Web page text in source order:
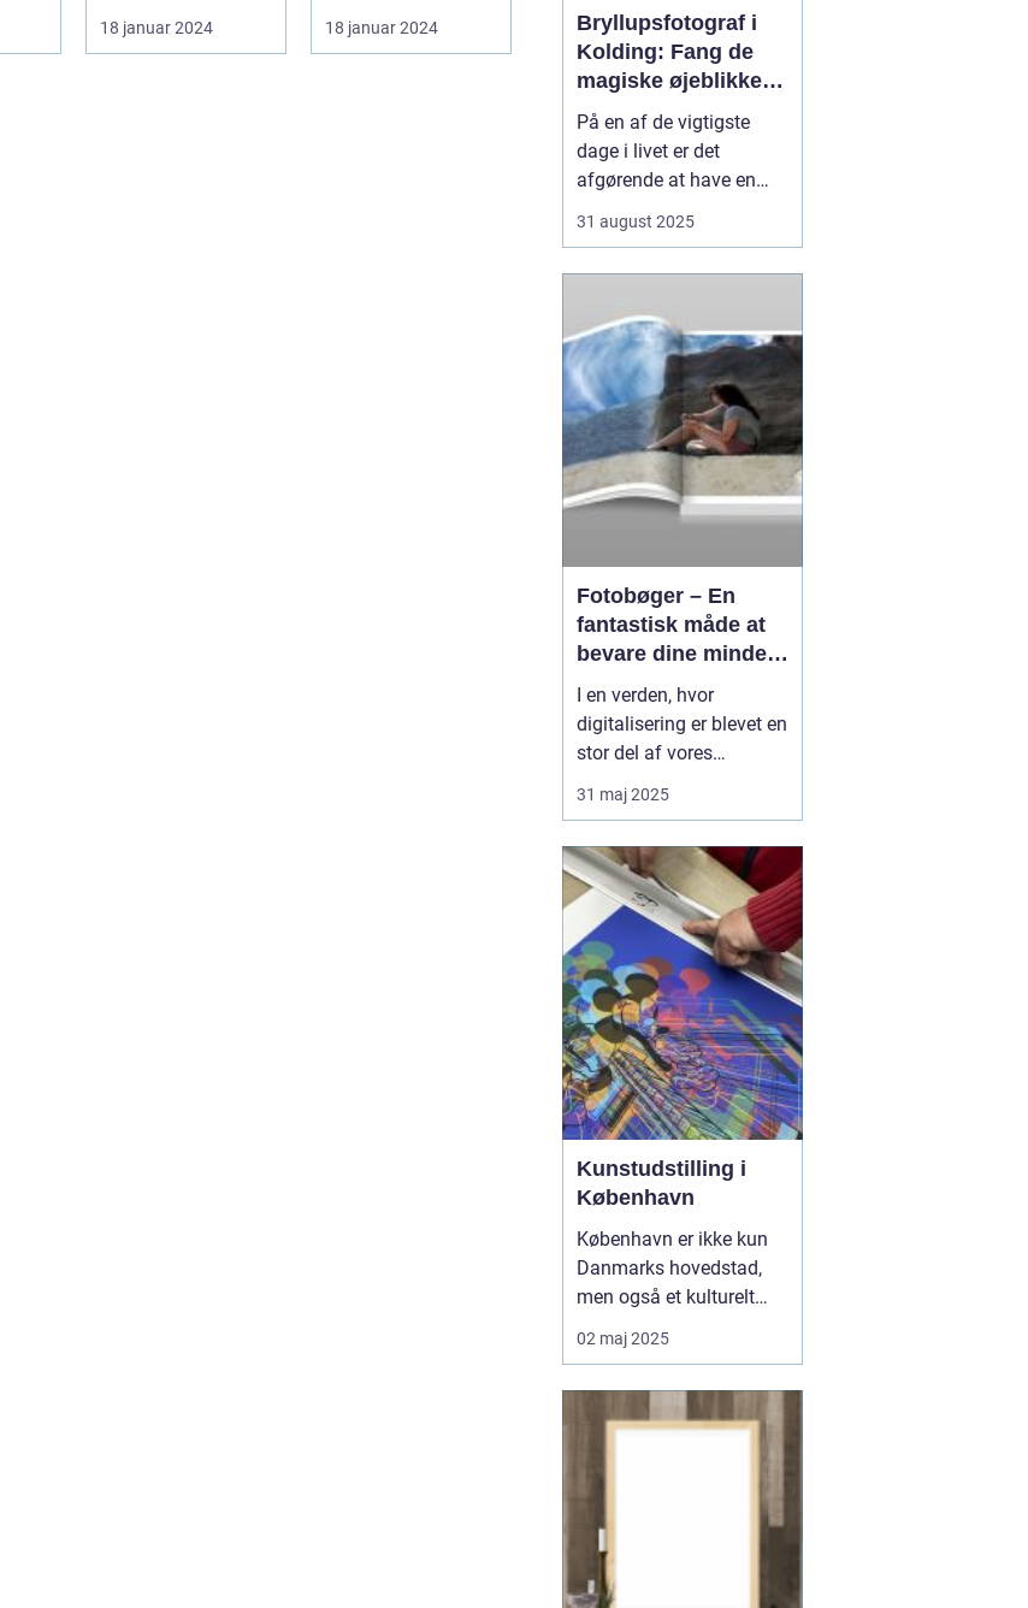
efterladt et stort
aftryk i...
18 januar 2024
spænding, filosofi
og det overnat...
18 januar 2024
Bryllupsfotograf i
Kolding: Fang de
magiske øjeblikke
på din store dag
På en af de vigtigste
dage i livet er det
afgørende at have en
bryllupsfotograf, der kan
Den rette fotograf vil
fange både de små
detaljer og de store fø...
31 august 2025
Fotobøger – En
fantastisk måde at
bevare dine minder
på
I en verden, hvor
digitalisering er blevet en
stor del af vores
hverdag, er der stadig
noget særligt ved at
hænderne. Fotobøger
giver en unik mulighed
for at samle og bevare
billeder på en æstetis...
31 maj 2025
Kunstudstilling i
København
København er ikke kun
Danmarks hovedstad,
men også et kulturelt
knudepunkt for
kunstentusiaster. Byen er
kunstudstillinger, der
strækker sig fra moderne
artikel udforskes...
02 maj 2025